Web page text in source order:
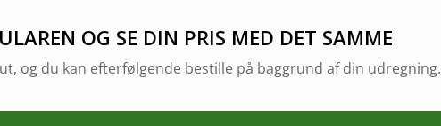
OG SE DIN PRIS MED DET SAMME
og du kan efterfølgende bestille på baggrund af din udregning.